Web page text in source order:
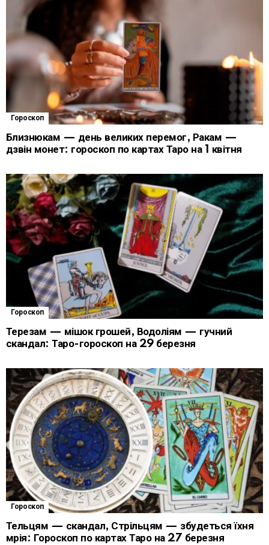
Гороскоп
Близнюкам — день великих перемог, Ракам —
дзвін монет: гороскоп по картах Таро на 1 квітня
Гороскоп
Терезам — мішок грошей, Водоліям — гучний
скандал: Таро-гороскоп на 29 березня
Гороскоп
Тельцям — скандал, Стрільцям — збудеться їхня
мрія: Гороскоп по картах Таро на 27 березня